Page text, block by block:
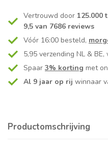
Vertrouwd door 125.000
9,5 van 7686 reviews
Vóór 16:00 besteld,
5,95 verzending NL & BE,
Spaar 3% korting met
Al 9 jaar op rij winnaar
Productomschrijving